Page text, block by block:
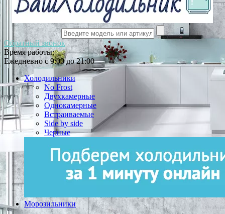
Обратный звонок
Время работы:
Ежедневно с 9:00 до 21:00
Холодильники
No Frost
Двухкамерные
Однокамерные
Встраиваемые
Side by side
Черные
Морозильники